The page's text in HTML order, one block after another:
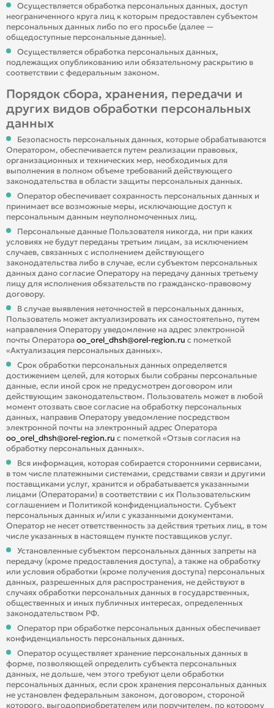
Осуществляется обработка персональных данных, доступ
неограниченного круга лиц к которым предоставлен субъектом
персональных данных либо по его просьбе (далее —
общедоступные персональные данные).
Осуществляется обработка персональных данных,
подлежащих опубликованию или обязательному раскрытию в
соответствии с федеральным законом.
Порядок сбора, хранения, передачи и
других видов обработки персональных
данных
Безопасность персональных данных, которые обрабатываются
Оператором, обеспечивается путем реализации правовых,
организационных и технических мер, необходимых для
выполнения в полном объеме требований действующего
законодательства в области защиты персональных данных.
Оператор обеспечивает сохранность персональных данных и
принимает все возможные меры, исключающие доступ к
персональным данным неуполномоченных лиц.
Персональные данные Пользователя никогда, ни при каких
условиях не будут переданы третьим лицам, за исключением
случаев, связанных с исполнением действующего
законодательства либо в случае, если субъектом персональных
данных дано согласие Оператору на передачу данных третьему
лицу для исполнения обязательств по гражданско-правовому
договору.
В случае выявления неточностей в персональных данных,
Пользователь может актуализировать их самостоятельно, путем
направления Оператору уведомление на адрес электронной
почты Оператораoo_orel_dhsh@orel-region.ru с пометкой
«Актуализация персональных данных».
Срок обработки персональных данных определяется
достижением целей, для которых были собраны персональные
данные, если иной срок не предусмотрен договором или
действующим законодательством. Пользователь может в любой
момент отозвать свое согласие на обработку персональных
данных, направив Оператору уведомление посредством
электронной почты на электронный адрес Оператора
oo_orel_dhsh@orel-region.ru с пометкой «Отзыв согласия на
обработку персональных данных».
Вся информация, которая собирается сторонними сервисами,
в том числе платежными системами, средствами связи и другими
поставщиками услуг, хранится и обрабатывается указанными
лицами (Операторами) в соответствии с их Пользовательским
соглашением и Политикой конфиденциальности. Субъект
персональных данных и/или с указанными документами.
Оператор не несет ответственность за действия третьих лиц, в том
числе указанных в настоящем пункте поставщиков услуг.
Установленные субъектом персональных данных запреты на
передачу (кроме предоставления доступа), а также на обработку
или условия обработки (кроме получения доступа) персональных
данных, разрешенных для распространения, не действуют в
случаях обработки персональных данных в государственных,
общественных и иных публичных интересах, определенных
законодательством РФ.
Оператор при обработке персональных данных обеспечивает
конфиденциальность персональных данных.
Оператор осуществляет хранение персональных данных в
форме, позволяющей определить субъекта персональных
данных, не дольше, чем этого требуют цели обработки
персональных данных, если срок хранения персональных данных
не установлен федеральным законом, договором, стороной
которого, выгодоприобретателем или поручителем, по которому